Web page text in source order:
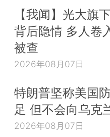
【我闻】光大旗
背后隐情 多人卷
被查
2026年08月07日
特朗普坚称美国
足 但不会向乌克
2026年08月07日